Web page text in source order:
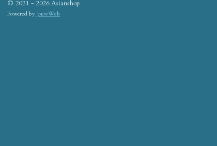
© 2021 - 2026 Asianshop
Powered byJouwWeb